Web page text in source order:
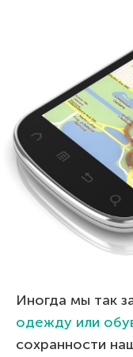
Иногда мы так
одежду или
сохранности